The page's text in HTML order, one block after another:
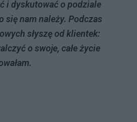
i dyskutować o podziale
się nam należy. Podczas
słyszę od klientek:
o swoje, całe życie